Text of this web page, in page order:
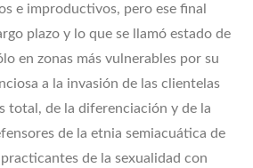
e improductivos, pero ese final
plazo y lo que se llamó estado de
en zonas más vulnerables por su
a la invasión de las clientelas
total, de la diferenciación y de la
de la etnia semiacuática de
de la sexualidad con